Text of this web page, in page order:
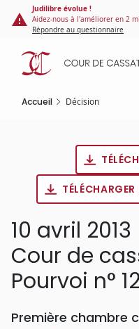
Panneau de gestion des
contenu
principal
Judilibre évolue !
Aidez-nous à l'améliorer en 2
Répondre au questionnaire
Accueil Décision
10 avril 2013
Cour de
Pourvoi n°
Première chambre